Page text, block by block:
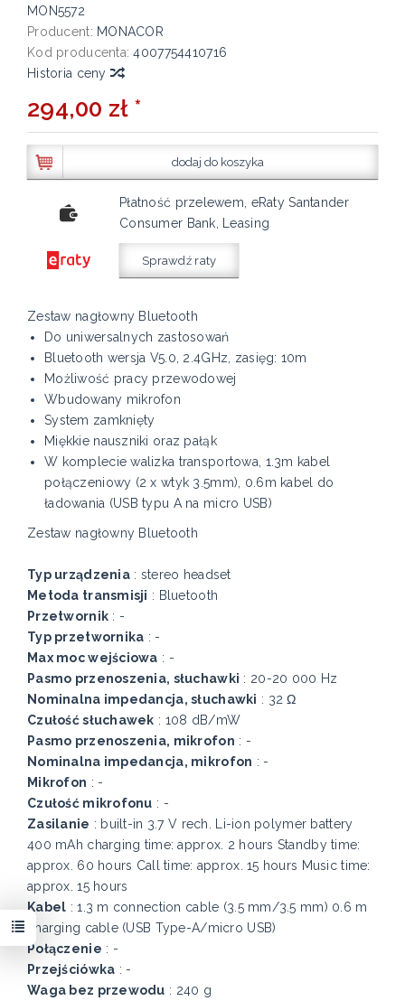
MON5572
Producent: MONACOR
Kod producenta: 4007754410716
Historia ceny
294,00 zł *
dodaj do koszyka
Płatność przelewem, eRaty Santander
Consumer Bank, Leasing
Sprawdź raty
Zestaw nagłowny Bluetooth
Do uniwersalnych zastosowań
Bluetooth wersja V5.0, 2.4GHz, zasięg: 10m
Możliwość pracy przewodowej
Wbudowany mikrofon
System zamknięty
Miękkie nauszniki oraz pałąk
W komplecie walizka transportowa, 1.3m kabel
połączeniowy (2 x wtyk 3.5mm), 0.6m kabel do
ładowania (USB typu A na micro USB)
Zestaw nagłowny Bluetooth
Typ urządzenia: stereo headset
Metoda transmisji : Bluetooth
Przetwornik : -
Typ przetwornika : -
Max moc wejściowa : -
Pasmo przenoszenia, słuchawki : 20-20 000 Hz
Nominalna impedancja, słuchawki : 32 Ω
Czułość słuchawek : 108 dB/mW
Pasmo przenoszenia, mikrofon : -
Nominalna impedancja, mikrofon : -
Mikrofon : -
Czułość mikrofonu : -
Zasilanie : built-in 3.7 V rech. Li-ion polymer battery
400 mAh charging time: approx. 2 hours Standby time:
approx. 60 hours Call time: approx. 15 hours Music time:
approx. 15 hours
Kabel : 1.3 m connection cable (3.5 mm/3.5 mm) 0.6 m
charging cable (USB Type-A/micro USB)
Połączenie : -
Przejściówka : -
Waga bez przewodu : 240 g